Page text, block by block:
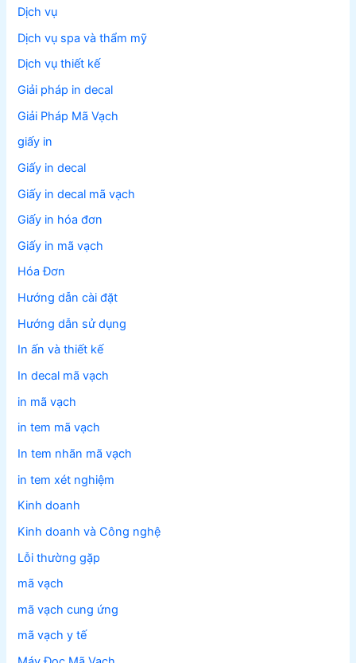
Dịch vụ
Dịch vụ spa và thẩm mỹ
Dịch vụ thiết kế
Giải pháp in decal
Giải Pháp Mã Vạch
giấy in
Giấy in decal
Giấy in decal mã vạch
Giấy in hóa đơn
Giấy in mã vạch
Hóa Đơn
Hướng dẫn cài đặt
Hướng dẫn sử dụng
In ấn và thiết kế
In decal mã vạch
in mã vạch
in tem mã vạch
In tem nhãn mã vạch
in tem xét nghiệm
Kinh doanh
Kinh doanh và Công nghệ
Lỗi thường gặp
mã vạch
mã vạch cung ứng
mã vạch y tế